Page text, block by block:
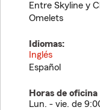
Entre Skyline y
Omelets
Idiomas:
Inglés
Español
Horas de oficina
Lun. - vie. de